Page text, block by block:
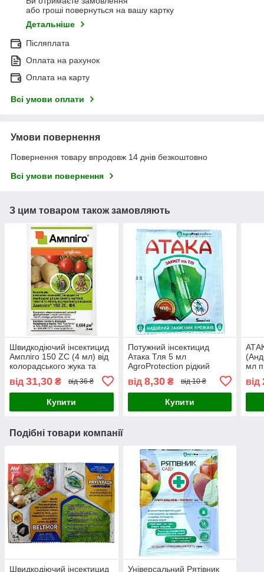
або гроші повернуться на вашу картку
Детальніше
Післяплата
Оплата на рахунок
Оплата на карту
Всі умови оплати
Умови повернення
Повернення товару впродовж 14 днів безкоштовно
Всі умови повернення
З цим товаром також замовляють
Швидкодіючий інсектицид
Ампліго 150 ZC (4 мл) від
колорадського жука та
від 31,30 ₴ від 36 ₴
Купити
Потужний інсектицид
Атака Тля 5 мл
AgroProtection рідкий
концентрат від попелиці,
білокрилки для захисту
саду, яблуні, троянд
від 8,30₴ від 10 ₴
Купити
мл
від
Подібні товари компанії
Швидкодіючий інсектицид
Універсальний Рятівник